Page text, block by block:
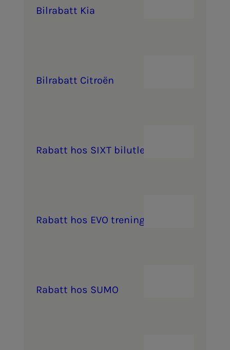
Bil­ra­­­batt Kia
Bil­ra­­­batt Ci­troën
Ra­­­batt hos SIXT bil­ut­­­leie
Ra­­­batt hos EVO tre­­­nings­­­­­sen­­­ter
Ra­­­batt hos SUMO